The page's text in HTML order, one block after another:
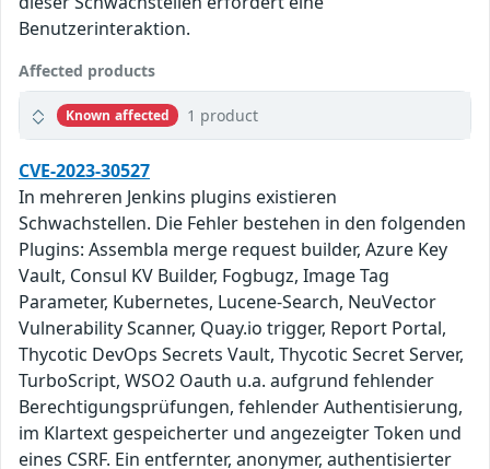
Benutzerinteraktion.
Affected products
Known affected 1 product
CVE-2023-30527
In mehreren Jenkins plugins existieren
Schwachstellen. Die Fehler bestehen in den folgenden
Plugins: Assembla merge request builder, Azure Key
Vault, Consul KV Builder, Fogbugz, Image Tag
Parameter, Kubernetes, Lucene-Search, NeuVector
Vulnerability Scanner, Quay.io trigger, Report Portal,
Thycotic DevOps Secrets Vault, Thycotic Secret Server,
TurboScript, WSO2 Oauth u.a. aufgrund fehlender
Berechtigungsprüfungen, fehlender Authentisierung,
im Klartext gespeicherter und angezeigter Token und
eines CSRF. Ein entfernter, anonymer, authentisierter